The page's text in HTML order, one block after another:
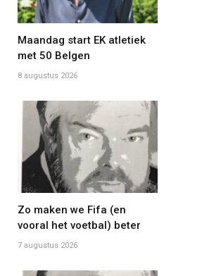
Maandag start EK atletiek
met 50 Belgen
8 augustus 2026
Zo maken we Fifa (en
vooral het voetbal) beter
7 augustus 2026